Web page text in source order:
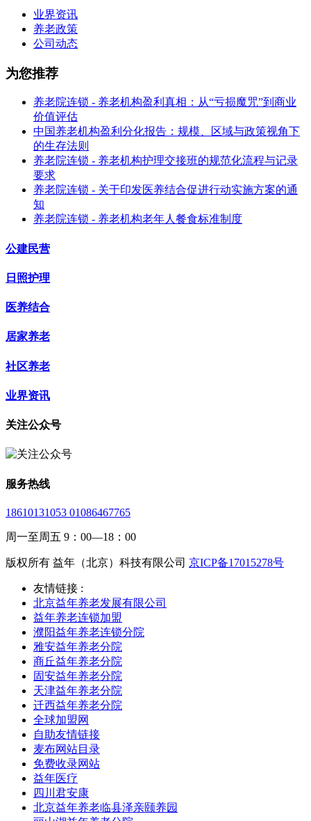
业界资讯
养老政策
公司动态
为您推荐
养老院连锁 - 养老机构盈利真相：从“亏损魔咒”到商业
价值评估
中国养老机构盈利分化报告：规模、区域与政策视角下
的生存法则
养老院连锁 - 养老机构护理交接班的规范化流程与记录
要求
养老院连锁 - 关于印发医养结合促进行动实施方案的通
知
养老院连锁 - 养老机构老年人餐食标准制度
公建民营
日照护理
医养结合
居家养老
社区养老
业界资讯
关注公众号
服务热线
18610131053 01086467765
周一至周五 9：00—18：00
版权所有 益年（北京）科技有限公司 京ICP备17015278号
友情链接 :
北京益年养老发展有限公司
益年养老连锁加盟
濮阳益年养老连锁分院
雅安益年养老分院
商丘益年养老分院
固安益年养老分院
天津益年养老分院
迁西益年养老分院
全球加盟网
自助友情链接
麦布网站目录
免费收录网站
益年医疗
四川君安康
北京益年养老临县泽亲颐养园